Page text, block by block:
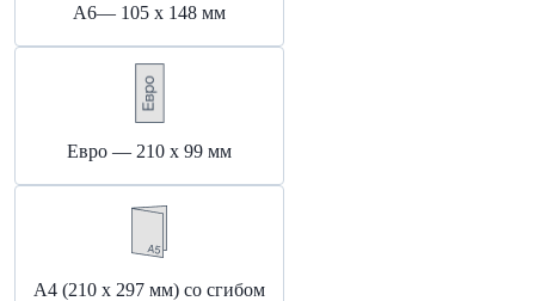
А6— 105 х 148 мм
Евро — 210 х 99 мм
А4 (210 х 297 мм) со сгибом